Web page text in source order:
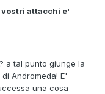
vostri attacchi e'
a tal punto giunge la
Andromeda! E'
una cosa